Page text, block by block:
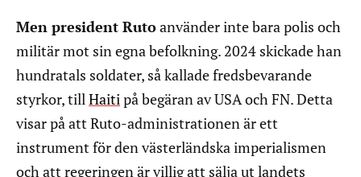
Men president Rutoanvänder inte bara polis och
militär mot sin egna befolkning. 2024 skickade han
hundratals soldater, så kallade fredsbevarande
styrkor, tillHaitipå begäran av USA och FN. Detta
visar på att Ruto-administrationen är ett
instrument för den västerländska imperialismen
och att regeringen är villig att sälja ut landets